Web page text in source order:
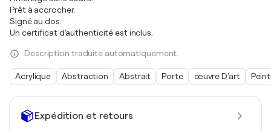
Expédition et retours
Prêt à accrocher.
Signé au dos.
Un certificat d'authenticité est inclus.
Description traduite automatiquement.
Acrylique Abstraction Abstrait Porte œuvre D'art